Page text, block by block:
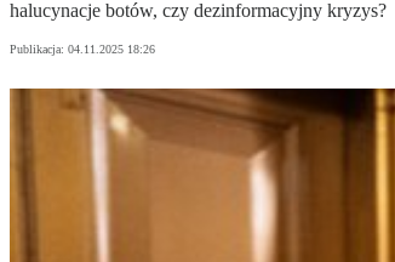
halucynacje botów, czy dezinformacyjny kryzys?
Publikacja: 04.11.2025 18:26